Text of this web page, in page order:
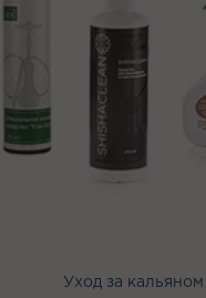
Уход за кальяном